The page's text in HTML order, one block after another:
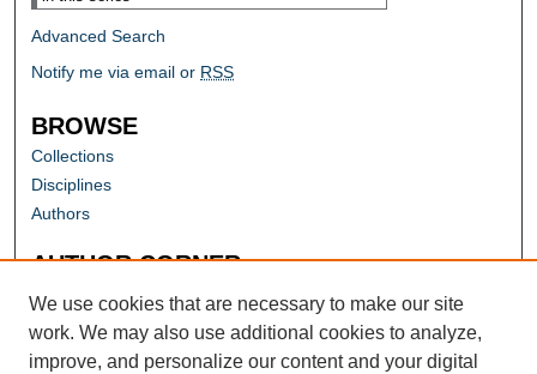
Advanced Search
Notify me via email or RSS
BROWSE
Collections
Disciplines
Authors
AUTHOR CORNER
Author FAQ
We use cookies that are necessary to make our site
work. We may also use additional cookies to analyze,
improve, and personalize our content and your digital